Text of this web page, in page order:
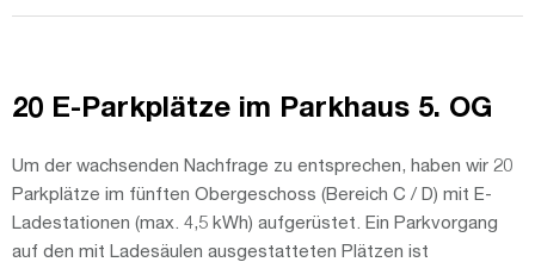
20 E-Parkplätze im Parkhaus 5. OG
Um der wachsenden Nachfrage zu entsprechen, haben wir 20
Parkplätze im fünften Obergeschoss (Bereich C / D) mit E-
Ladestationen (max. 4,5 kWh) aufgerüstet. Ein Parkvorgang
auf den mit Ladesäulen ausgestatteten Plätzen ist